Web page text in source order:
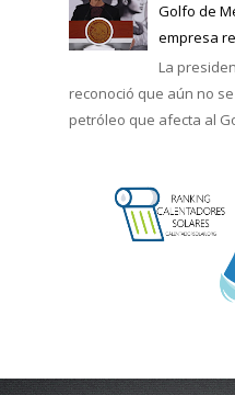
Golfo de
empresa
La
reconoció que aún no
petróleo que afecta al